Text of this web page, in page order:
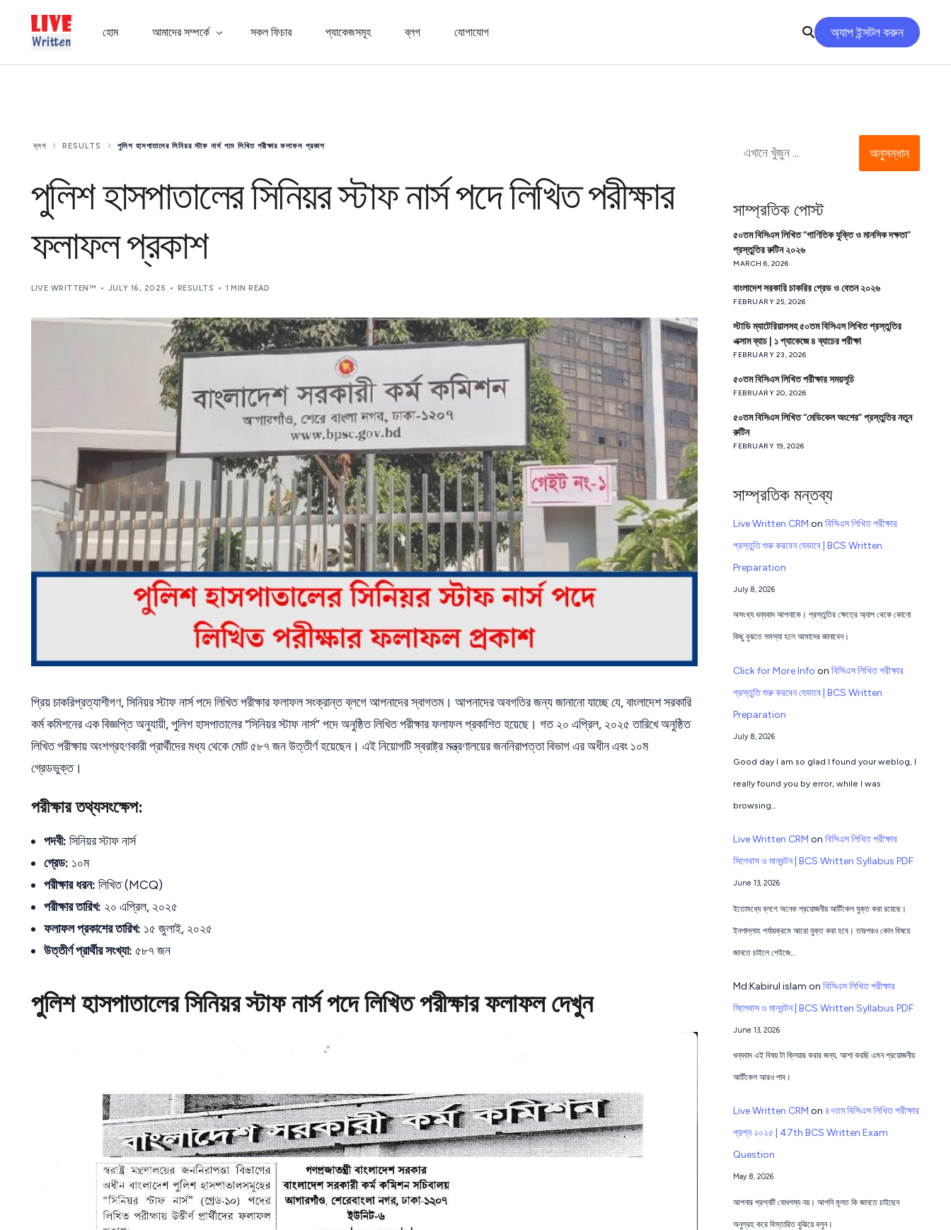
হোম আমাদের সম্পর্কে
সাধারণ জিজ্ঞাসা
সকল ফিচার প্যাকেজসমূহ ব্লগ যোগাযোগ অ্যাপ ইন্সটল করুন
ব্লগ RESULTS পুলিশ হাসপাতালের সিনিয়র স্টাফ নার্স পদে লিখিত পরীক্ষার ফলাফল প্রকাশ
পুলিশ হাসপাতালের সিনিয়র স্টাফ নার্স পদে লিখিত পরীক্ষার
ফলাফল প্রকাশ
LIVE WRITTEN™ JULY 16, 2025 RESULTS 1 MIN READ
প্রিয় চাকরিপ্রত্যাশীগণ, সিনিয়র স্টাফ নার্স পদে লিখিত পরীক্ষার ফলাফল সংক্রান্ত ব্লগে আপনাদের স্বাগতম। আপনাদের অবগতির জন্য জানানো যাচ্ছে যে, বাংলাদেশ সরকারি
কর্ম কমিশনের এক বিজ্ঞপ্তি অনুযায়ী, পুলিশ হাসপাতালের “সিনিয়র স্টাফ নার্স” পদে অনুষ্ঠিত লিখিত পরীক্ষার ফলাফল প্রকাশিত হয়েছে। গত ২০ এপ্রিল, ২০২৫ তারিখে অনুষ্ঠিত
লিখিত পরীক্ষায় অংশগ্রহণকারী প্রার্থীদের মধ্য থেকে মোট ৫৮৭ জন উত্তীর্ণ হয়েছেন। এই নিয়োগটি স্বরাষ্ট্র মন্ত্রণালয়ের জননিরাপত্তা বিভাগ এর অধীন এবং ১০ম
গ্রেডভুক্ত।
পরীক্ষার তথ্যসংক্ষেপ:
পদবী: সিনিয়র স্টাফ নার্স
গ্রেড: ১০ম
পরীক্ষার ধরন: লিখিত (MCQ)
পরীক্ষার তারিখ: ২০ এপ্রিল, ২০২৫
ফলাফল প্রকাশের তারিখ: ১৫ জুলাই, ২০২৫
উত্তীর্ণ প্রার্থীর সংখ্যা: ৫৮৭ জন
পুলিশ হাসপাতালের সিনিয়র স্টাফ নার্স পদে লিখিত পরীক্ষার ফলাফল দেখুন
অনুসন্ধান
সাম্প্রতিক পোস্ট
৫০তম বিসিএস লিখিত “গাণিতিক যুক্তি ও মানসিক দক্ষতা”
প্রস্তুতির রুটিন ২০২৬
MARCH 6, 2026
বাংলাদেশ সরকারি চাকরির গ্রেড ও বেতন ২০২৬
FEBRUARY 25, 2026
স্টাডি ম্যাটেরিয়ালসহ ৫০তম বিসিএস লিখিত প্রস্তুতির
এক্সাম ব্যাচ | ১ প্যাকেজে ৪ ব্যাচের পরীক্ষা
FEBRUARY 23, 2026
৫০তম বিসিএস লিখিত পরীক্ষার সময়সূচি
FEBRUARY 20, 2026
৫০তম বিসিএস লিখিত “মেডিকেল অংশের” প্রস্তুতির নতুন
রুটিন
FEBRUARY 19, 2026
সাম্প্রতিক মন্তব্য
Live Written CRM onবিসিএস লিখিত পরীক্ষার
প্রস্তুতি শুরু করবেন যেভাবে | BCS Written
Preparation
July 8, 2026
অসংখ্য ধন্যবাদ আপনাকে। প্রস্তুতির ক্ষেত্রে অ্যাপ থেকে কোনো
কিছু বুঝতে সমস্যা হলে আমাদের জানাবেন।
Click for More Info onবিসিএস লিখিত পরীক্ষার
প্রস্তুতি শুরু করবেন যেভাবে | BCS Written
Preparation
July 8, 2026
Good day I am so glad I found your weblog, I
really found you by error, while I was
browsing…
Live Written CRM onবিসিএস লিখিত পরীক্ষার
সিলেবাস ও মানবন্টন | BCS Written Syllabus PDF
June 13, 2026
ইতোমধ্যে ব্লগে অনেক প্রয়োজনীয় আর্টিকেল যুক্ত করা রয়েছে।
ইনশাল্লাহ পর্যায়ক্রমে আরো যুক্ত করা হবে। তারপরও কোন বিষয়ে
জানতে চাইলে পেইজে…
Md:Kabirul islam onবিসিএস লিখিত পরীক্ষার
সিলেবাস ও মানবন্টন | BCS Written Syllabus PDF
June 13, 2026
ধন্যবাদ এই বিষয় টা ক্লিয়ার করার জন্য, আশা করছি এমন প্রয়োজনীয়
আর্টিকেল আরও পাব।
Live Written CRM on৪৭তম বিসিএস লিখিত পরীক্ষার
প্রশ্ন ২০২৫ | 47th BCS Written Exam
Question
May 8, 2026
আপনার প্রশ্নটি বোধগম্য নয়। আপনি মূলত কি জানতে চাইছেন
অনুগ্রহ করে বিস্তারিত বুঝিয়ে বলুন।